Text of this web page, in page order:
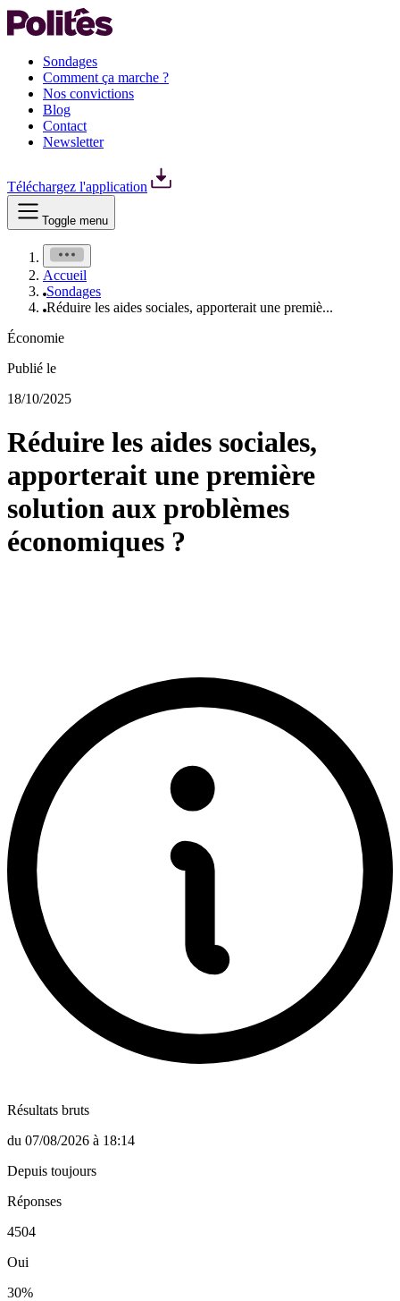
Sondages
Comment ça marche ?
Nos convictions
Blog
Contact
Newsletter
Téléchargez l'application
Toggle menu
Accueil
Sondages
Réduire les aides sociales, apporterait une premiè...
Économie
Publié le
18/10/2025
Réduire les aides sociales,
apporterait une première
solution aux problèmes
économiques ?
Résultats bruts
du 07/08/2026 à 18:14
Depuis toujours
Réponses
4504
Oui
30%